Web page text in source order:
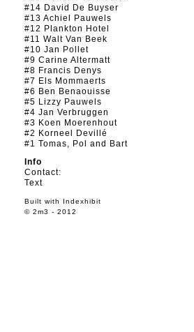
#14 David De Buyser
#13 Achiel Pauwels
#12 Plankton Hotel
#11 Walt Van Beek
#10 Jan Pollet
#9 Carine Altermatt
#8 Francis Denys
#7 Els Mommaerts
#6 Ben Benaouisse
#5 Lizzy Pauwels
#4 Jan Verbruggen
#3 Koen Moerenhout
#2 Korneel Devillé
#1 Tomas, Pol and Bart
Info
Contact:
Text
Built with Indexhibit
© 2m3 - 2012